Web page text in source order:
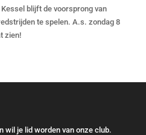
blijft de voorsprong van
te spelen. A.s. zondag 8
zien!
wil je lid worden van onze club.